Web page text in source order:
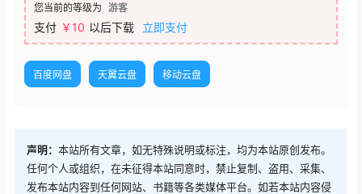
您当前的等级为 游客
支付 ￥10 以后下载 立即支付
百度网盘 天翼云盘 移动云盘
声明： 本站所有文章，如无特殊说明或标注，均为本站原创发布。
任何个人或组织，在未征得本站同意时，禁止复制、盗用、采集、
发布本站内容到任何网站、书籍等各类媒体平台。如若本站内容侵